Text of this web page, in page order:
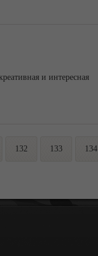
и интересная
132 133 134